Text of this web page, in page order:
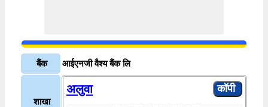
बैंक आईएनजी वैश्य बैंक लि
शाखा
अलुवा